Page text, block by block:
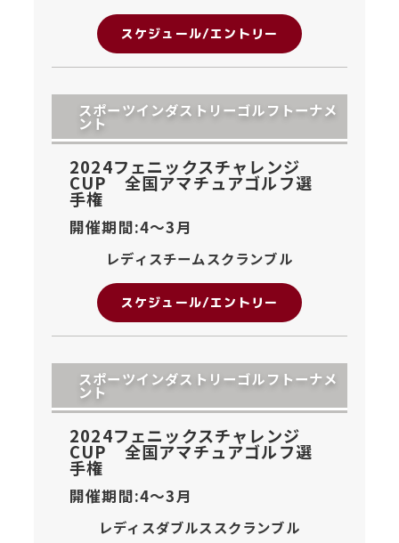
スケジュール/エントリー
スポーツインダストリーゴルフトーナメ
ント
2024フェニックスチャレンジ
CUP 全国アマチュアゴルフ選
手権
開催期間:4〜3月
レディスチームスクランブル
スケジュール/エントリー
スポーツインダストリーゴルフトーナメ
ント
2024フェニックスチャレンジ
CUP 全国アマチュアゴルフ選
手権
開催期間:4〜3月
レディスダブルススクランブル